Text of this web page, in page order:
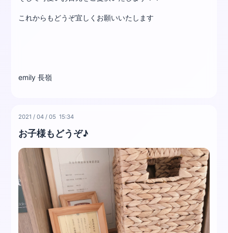
これからもどうぞ宜しくお願いいたします
emily 長嶺
2021 /04 /05 15:34
お子様もどうぞ♪